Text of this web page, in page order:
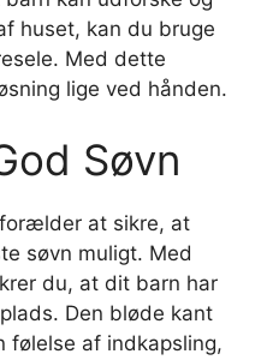
huset, kan du bruge
Med dette
lige ved hånden.
Søvn
at sikre, at
søvn muligt. Med
du, at dit barn har
Den bløde kant
af indkapsling,